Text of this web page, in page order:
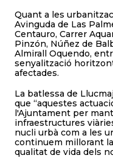
Quant a les
Avinguda de Las
Centauro, Carrer
Pinzón, Núñez de
Almirall Oquendo,
senyalització
afectades.
La batlessa de
que “aquestes
l'Ajuntament per
infraestructures
nucli urbà com a les
continuem millorant
qualitat de vida dels